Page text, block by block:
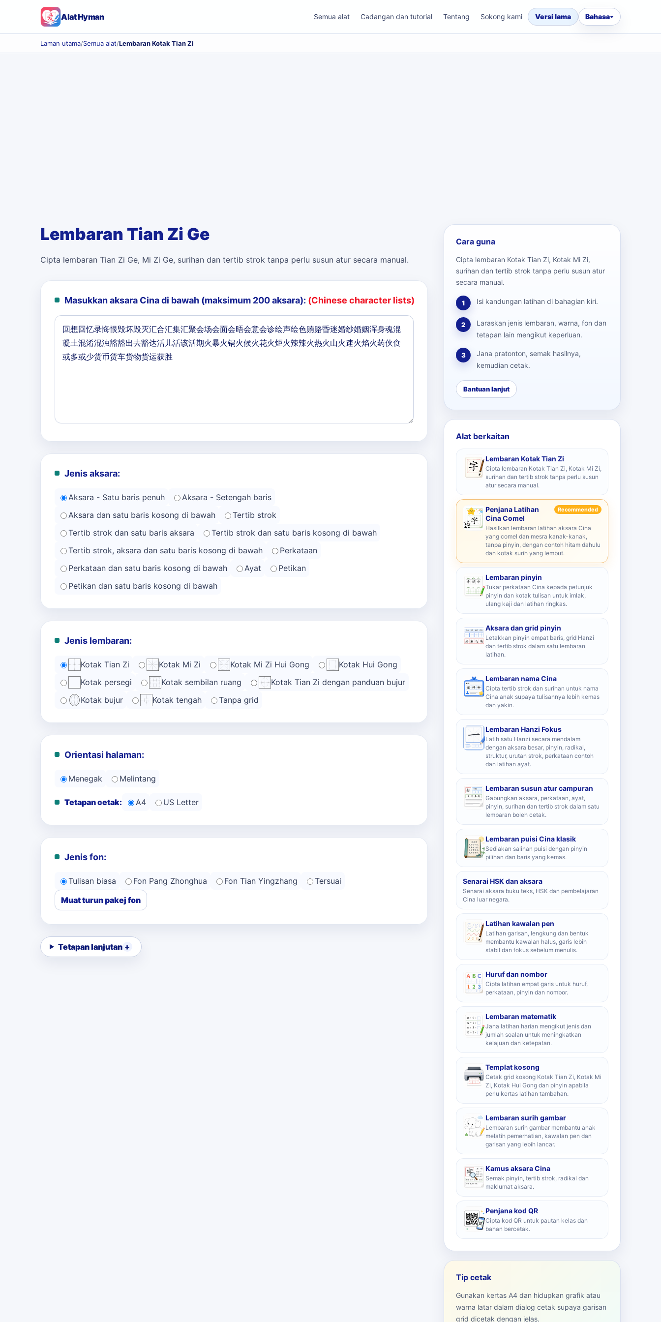
Alat Hyman Semua alat Cadangan dan tutorial Tentang Sokong kami Versi lama Bahasa
Laman utama/Semua alat/Lembaran Kotak Tian Zi
Lembaran Tian Zi Ge
Cipta lembaran Tian Zi Ge, Mi Zi Ge, surihan dan tertib strok tanpa perlu susun atur secara manual.
Masukkan aksara Cina di bawah (maksimum 200 aksara): (Chinese character lists)
Jenis aksara:
Aksara - Satu baris penuh
Aksara - Setengah baris
Aksara dan satu baris kosong di bawah
Tertib strok
Tertib strok dan satu baris aksara
Tertib strok dan satu baris kosong di bawah
Tertib strok, aksara dan satu baris kosong di bawah
Perkataan
Perkataan dan satu baris kosong di bawah
Ayat
Petikan
Petikan dan satu baris kosong di bawah
Jenis lembaran:
Kotak Tian Zi Kotak Mi Zi Kotak Mi Zi Hui Gong
Kotak Hui Gong
Kotak persegi
Kotak sembilan ruang
Kotak Tian Zi dengan panduan bujur
Kotak bujur
Kotak tengah Tanpa grid
Orientasi halaman:
Menegak Melintang
Tetapan cetak: A4 US Letter
Jenis fon:
Tulisan biasa Fon Pang Zhonghua Fon Tian Yingzhang
Tersuai
Muat turun pakej fon
Tetapan lanjutan
Cara guna
Cipta lembaran Kotak Tian Zi, Kotak Mi Zi,
surihan dan tertib strok tanpa perlu susun atur
secara manual.
1 Isi kandungan latihan di bahagian kiri.
2
Laraskan jenis lembaran, warna, fon dan
tetapan lain mengikut keperluan.
3
Jana pratonton, semak hasilnya,
kemudian cetak.
Bantuan lanjut
Alat berkaitan
Lembaran Kotak Tian Zi
Cipta lembaran Kotak Tian Zi, Kotak Mi Zi,
surihan dan tertib strok tanpa perlu susun
atur secara manual.
Penjana Latihan
Cina Comel
Recommended
Hasilkan lembaran latihan aksara Cina
yang comel dan mesra kanak-kanak,
tanpa pinyin, dengan contoh hitam dahulu
dan kotak surih yang lembut.
Lembaran pinyin
Tukar perkataan Cina kepada petunjuk
pinyin dan kotak tulisan untuk imlak,
ulang kaji dan latihan ringkas.
Aksara dan grid pinyin
Letakkan pinyin empat baris, grid Hanzi
dan tertib strok dalam satu lembaran
latihan.
Lembaran nama Cina
Cipta tertib strok dan surihan untuk nama
Cina anak supaya tulisannya lebih kemas
dan yakin.
Lembaran Hanzi Fokus
Latih satu Hanzi secara mendalam
dengan aksara besar, pinyin, radikal,
struktur, urutan strok, perkataan contoh
dan latihan ayat.
Lembaran susun atur campuran
Gabungkan aksara, perkataan, ayat,
pinyin, surihan dan tertib strok dalam satu
lembaran boleh cetak.
Lembaran puisi Cina klasik
Sediakan salinan puisi dengan pinyin
pilihan dan baris yang kemas.
Senarai HSK dan aksara
Senarai aksara buku teks, HSK dan pembelajaran
Cina luar negara.
Latihan kawalan pen
Latihan garisan, lengkung dan bentuk
membantu kawalan halus, garis lebih
stabil dan fokus sebelum menulis.
Huruf dan nombor
Cipta latihan empat garis untuk huruf,
perkataan, pinyin dan nombor.
Lembaran matematik
Jana latihan harian mengikut jenis dan
jumlah soalan untuk meningkatkan
kelajuan dan ketepatan.
Templat kosong
Cetak grid kosong Kotak Tian Zi, Kotak Mi
Zi, Kotak Hui Gong dan pinyin apabila
perlu kertas latihan tambahan.
Lembaran surih gambar
Lembaran surih gambar membantu anak
melatih pemerhatian, kawalan pen dan
garisan yang lebih lancar.
Kamus aksara Cina
Semak pinyin, tertib strok, radikal dan
maklumat aksara.
Penjana kod QR
Cipta kod QR untuk pautan kelas dan
bahan bercetak.
Tip cetak
Gunakan kertas A4 dan hidupkan grafik atau
warna latar dalam dialog cetak supaya garisan
grid dicetak dengan jelas.